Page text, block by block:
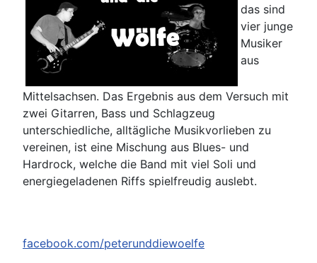
das sind
vier junge
Musiker
aus
Mittelsachsen. Das Ergebnis aus dem Versuch mit
zwei Gitarren, Bass und Schlagzeug
unterschiedliche, alltägliche Musikvorlieben zu
vereinen, ist eine Mischung aus Blues- und
Hardrock, welche die Band mit viel Soli und
energiegeladenen Riffs spielfreudig auslebt.
facebook.com/peterunddiewoelfe